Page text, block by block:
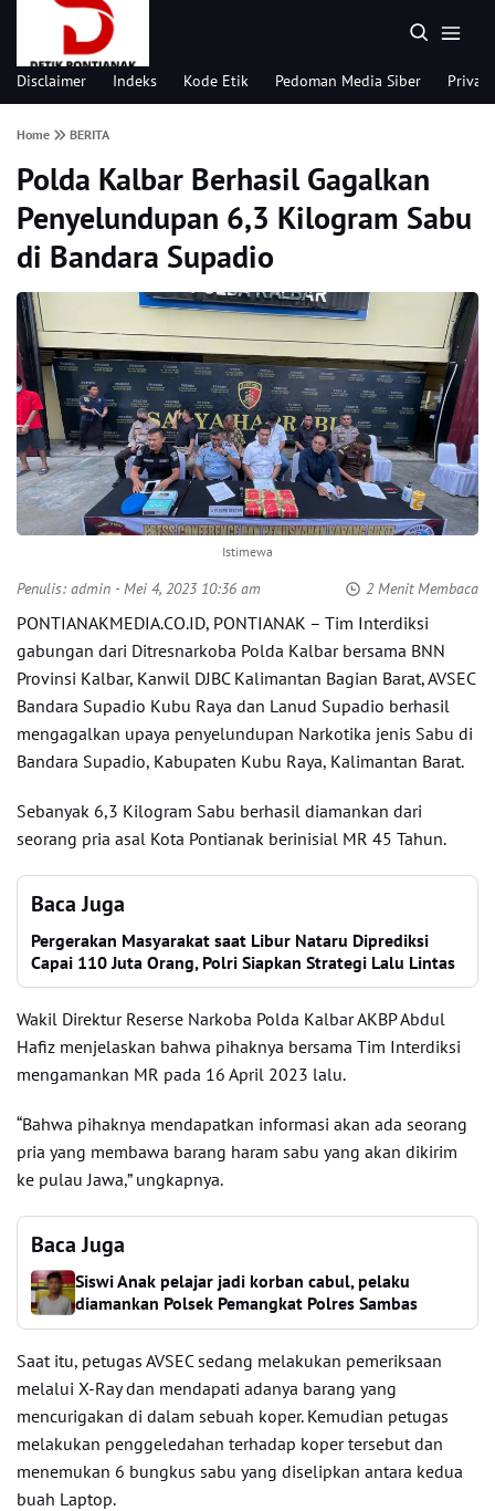
Disclaimer Indeks Kode Etik Pedoman Media Siber
Home BERITA
Polda Kalbar Berhasil Gagalkan
Penyelundupan 6,3 Kilogram Sabu
di Bandara Supadio
Istimewa
Penulis: admin - Mei 4, 2023 10:36 am 2 Menit Membaca
PONTIANAKMEDIA.CO.ID, PONTIANAK – Tim Interdiksi
gabungan dari Ditresnarkoba Polda Kalbar bersama BNN
Provinsi Kalbar, Kanwil DJBC Kalimantan Bagian Barat, AVSEC
Bandara Supadio Kubu Raya dan Lanud Supadio berhasil
mengagalkan upaya penyelundupan Narkotika jenis Sabu di
Bandara Supadio, Kabupaten Kubu Raya, Kalimantan Barat.
Sebanyak 6,3 Kilogram Sabu berhasil diamankan dari
seorang pria asal Kota Pontianak berinisial MR 45 Tahun.
Baca Juga
Pergerakan Masyarakat saat Libur Nataru Diprediksi
Capai 110 Juta Orang, Polri Siapkan Strategi Lalu Lintas
Wakil Direktur Reserse Narkoba Polda Kalbar AKBP Abdul
Hafiz menjelaskan bahwa pihaknya bersama Tim Interdiksi
mengamankan MR pada 16 April 2023 lalu.
“Bahwa pihaknya mendapatkan informasi akan ada seorang
pria yang membawa barang haram sabu yang akan dikirim
ke pulau Jawa,” ungkapnya.
Baca Juga
Siswi Anak pelajar jadi korban cabul, pelaku
diamankan Polsek Pemangkat Polres Sambas
Saat itu, petugas AVSEC sedang melakukan pemeriksaan
melalui X-Ray dan mendapati adanya barang yang
mencurigakan di dalam sebuah koper. Kemudian petugas
melakukan penggeledahan terhadap koper tersebut dan
menemukan 6 bungkus sabu yang diselipkan antara kedua
buah Laptop.